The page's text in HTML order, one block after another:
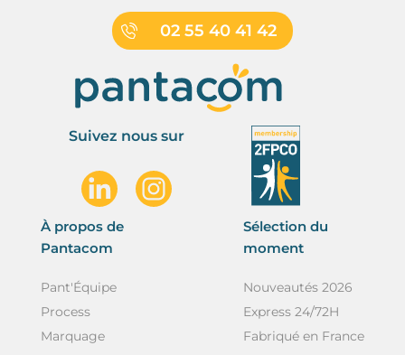
02 55 40 41 42
Suivez nous sur
À propos de
Pantacom
Pant'Équipe
Process
Marquage
Sélection du
moment
Nouveautés 2026
Express 24/72H
Fabriqué en France